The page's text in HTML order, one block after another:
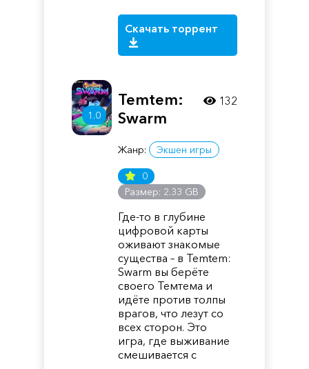
Скачать торрент
1.0
Temtem:
Swarm
Жанр: Экшен игры
0
Размер: 2.33 GB
Где-то в глубине
цифровой карты
оживают знакомые
существа – в Temtem:
Swarm вы берёте
своего Темтема и
идёте против толпы
врагов, что лезут со
всех сторон. Это
игра, где выживание
смешивается с
132